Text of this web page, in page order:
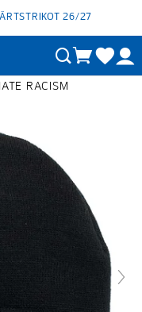
26/27
RACISM